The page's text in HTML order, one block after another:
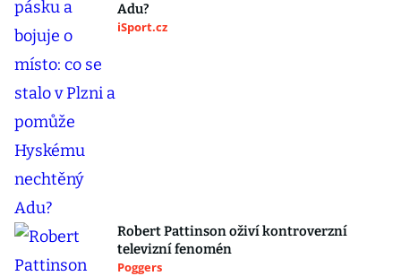
Adu?
iSport.cz
Robert Pattinson oživí kontroverzní
televizní fenomén
Poggers